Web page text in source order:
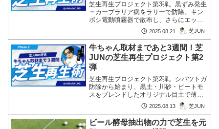
芝生再生プロジェクト第3弾。黒ずみ発生
＝カーブラリア病をラリーで防除。キン
ボシ電動噴霧器で散布し、さらにエック
スエナジーと液肥で夏バテ予防も実施。
2025.08.21 芝JUN
牛ちゃん取材まであと3週間！芝
JUNの芝生再生プロジェクト第2
弾
芝生再生プロジェクト第2弾。シバツトガ
防除から始まり、黒土・川砂・ピートモ
スをブレンドしたオリジナル目土で薄い
部分を補修。均しと散水で仕上げます。
2025.08.13 芝JUN
ビール酵母抽出物の力で芝生を元